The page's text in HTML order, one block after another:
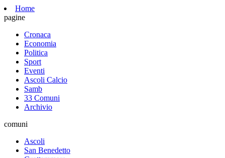
Home
pagine
Cronaca
Economia
Politica
Sport
Eventi
Ascoli Calcio
Samb
33 Comuni
Archivio
comuni
Ascoli
San Benedetto